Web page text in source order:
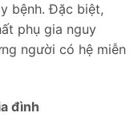
bệnh. Đặc biệt,
phụ gia nguy
người có hệ miễn
đình